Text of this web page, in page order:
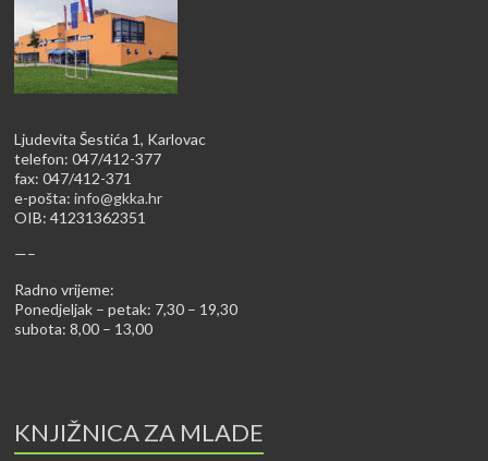
Ljudevita Šestića 1, Karlovac
telefon: 047/412-377
fax: 047/412-371
e-pošta:info@gkka.hr
OIB: 41231362351
—–
Radno vrijeme:
Ponedjeljak – petak: 7,30 – 19,30
subota: 8,00 – 13,00
KNJIŽNICA ZA MLADE